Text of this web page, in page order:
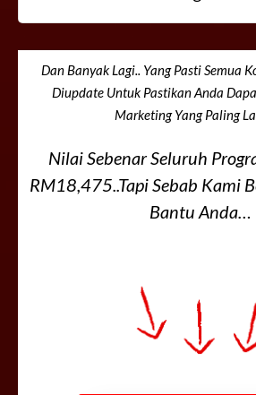
Dan Banyak Lagi.. Yang Pasti Semua
Diupdate Untuk Pastikan Anda
Marketing Yang Paling
Nilai Sebenar Seluruh
RM18,475..Tapi Sebab Kami
Bantu Anda…